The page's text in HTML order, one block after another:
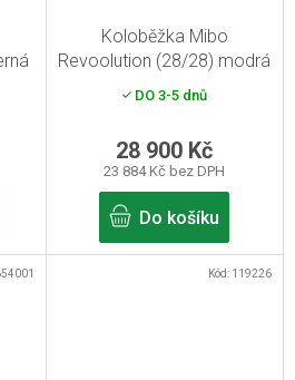
Koloběžka Mibo
Revoolution (28/28) modrá
DO 3-5 dnů
23 884 Kč bez DPH
28 900 Kč
Do košíku
Kód: 119226